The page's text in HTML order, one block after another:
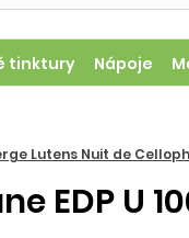
tinktury Nápoje
Lutens Nuit de
EDP U